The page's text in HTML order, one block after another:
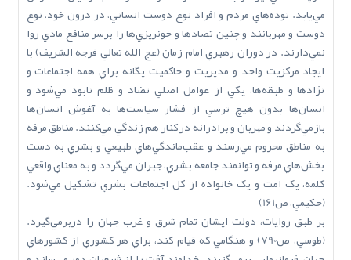
مي‌يابد. توده‌هاي مردم و افراد نوع دوست انساني، در درون خود، نوع
دوست و مهربانند و چنين تضادها و خونريزي‌ها را برسر منافع مادي روا
نمي‌دارند. در دوران رهبري امام زمان (عج ‌الله‌ تعالي‌ فرجه ‌الشريف) با
ايجاد مرکزيت واحد و مديريت و حاکميت يگانه براي همه اجتماعات و
نژادها و طبقه‌ها، يکي از عوامل اصلي تضاد و ظلم نابود مي‌شود و
انسان‌ها بدون هيچ ترسي از فشار سياست‌ها به آغوش انسان‌ها
بازمي‌گردند و مهربان و برادرانه در کنار هم زندگي مي‌کنند. مناطق مرفه
به مناطق محروم مي‌رسند و عقب‌ماندگي‌هاي طبيعي و بشري به دست
بخش‌هاي مرفه و توانمند جامعه بشري، جبران مي‌گردد و به معناي واقعي
کلمه، يک امت و يک خانواده از کل اجتماعات بشري تشکيل مي‌شود.
(حکيمي، ص161)
بر طبق روايات، دولت ايشان تمام شرق و غرب جهان را دربرمي‌گيرد.
(طوسي، ص790) و هنگامي که قيام کند، براي هر کشوري از کشورهاي